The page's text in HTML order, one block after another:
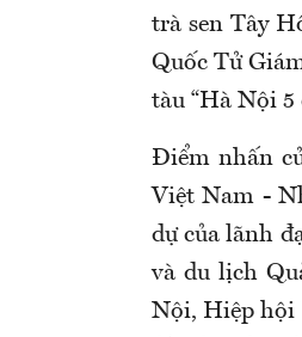
trà sen Tây
Quốc Tử
tàu “Hà Nội 5
Điểm nhấn
Việt Nam -
dự của lãnh
và du lịch
Nội, Hiệp hội